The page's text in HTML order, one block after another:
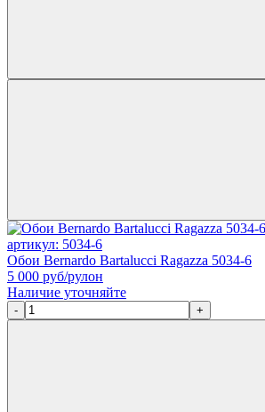
артикул: 5034-6
Обои Bernardo Bartalucci Ragazza 5034-6
5 000 руб/рулон
Наличие уточняйте
- +